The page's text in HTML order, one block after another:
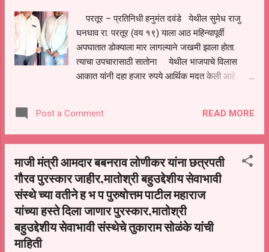
गौरव केला त्याबद्दल आपण त्यांना मनःपूर्वक धन्यवाद देतो
गेल्या 35 वर्षांमध्ये राजकीय पटलावर काम करीत असताना
जनसामान्यांची सेवा करण्याची संधी मिळाली हे माझे भाग्य ...
परतूर – प्रतिनिधी हनुमंत दवंडे येथील सुमेध राजु
घनघाव रा. परतूर (वय १९) याला आठ महिन्यापूर्वी
अपघातात डोक्याला मार लागल्याने जखमी झाला होता.
त्याचा उपचारासाठी सातोना येथील भाजपाचे विलास
आकात यांनी दहा हजार रुपये आर्थिक मदत केली आहे.
गाडीवरील ताबा सुटल्याने दि. २६ जून २०२१ रोजी
अपघात झाला होता. या अपघातात डोक्याला गंभीर मार
लागल्याने घरची शेती, ट्रॅक्टर, प्लॉट
विकून, नातेवाइकाकडून पैसे आणून दवाखाना खर्च केला.
कुटुंबाची आर्थिक परिस्थिति बिकट असल्याने समाजातून
आर्थिक मिळाली. सध्या त्याच्यावर औषध उपचार चालु आहे.
जवळ असलेली आर्थिक पुंजी संपली असल्याने कुटुंबासमोर
आर्थिक अडचणीचा प्रश्न उभा राहिला आहे. सध्या औषध
Post a Comment READ MORE
माजी मंत्री आमदार बबनराव लोणीकर यांना छत्रपती
गौरव पुरस्कार जाहीर,मातोश्री बहुउद्देशीय सेवाभावी
संस्थे च्या वतीने ह भ प पुरुषोत्तम पाटील महाराज
यांच्या हस्ते दिला जाणार पुरस्कार,मातोश्री
बहुउद्देशीय सेवाभावी संस्थेचे तुकाराम सोळंके यांची
माहिती